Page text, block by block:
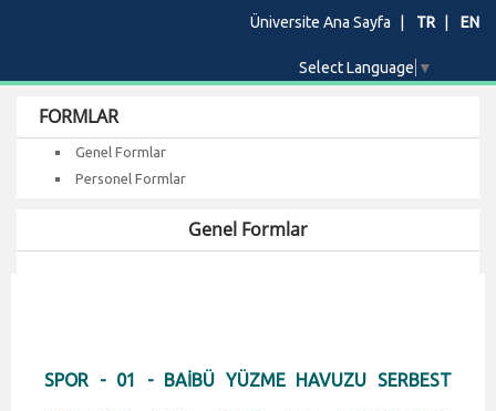
Üniversite Ana Sayfa TR EN
Select Language ▼
FORMLAR
Genel Formlar
Personel Formlar
Genel Formlar
SPOR - 01 - BAİBÜ YÜZME HAVUZU SERBEST